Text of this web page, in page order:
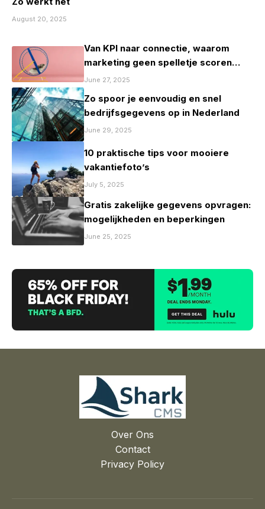
August 20, 2025
Van KPI naar connectie, waarom
marketing geen spelletje scoren
mag zijn
June 27, 2025
Zo spoor je eenvoudig en snel
bedrijfsgegevens op in Nederland
June 29, 2025
10 praktische tips voor mooiere
vakantiefoto’s
July 5, 2025
Gratis zakelijke gegevens opvragen:
mogelijkheden en beperkingen
June 25, 2025
Over Ons
Contact
Privacy Policy